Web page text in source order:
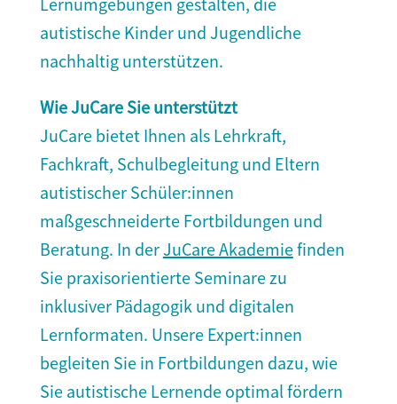
autistische Kinder und Jugendliche
nachhaltig unterstützen.
Wie JuCare Sie unterstützt
JuCare bietet Ihnen als Lehrkraft,
Fachkraft, Schulbegleitung und Eltern
autistischer Schüler:innen
maßgeschneiderte Fortbildungen und
Beratung. In derJuCare Akademiefinden
Sie praxisorientierte Seminare zu
inklusiver Pädagogik und digitalen
Lernformaten. Unsere Expert:innen
begleiten Sie in Fortbildungen dazu, wie
Sie autistische Lernende optimal fördern